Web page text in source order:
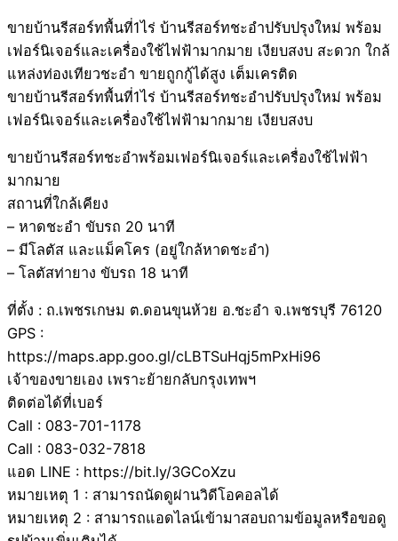
ขายบ้านรีสอร์ทพื้นที่1ไร่ บ้านรีสอร์ทชะอำปรับปรุงใหม่ พร้อม
เฟอร์นิเจอร์และเครื่องใช้ไฟฟ้ามากมาย เงียบสงบ สะดวก ใกล้
แหล่งท่องเทียวชะอำ ขายถูกกู้ได้สูง เต็มเครติด
ขายบ้านรีสอร์ทพื้นที่1ไร่ บ้านรีสอร์ทชะอำปรับปรุงใหม่ พร้อม
เฟอร์นิเจอร์และเครื่องใช้ไฟฟ้ามากมาย เงียบสงบ
ขายบ้านรีสอร์ทชะอำพร้อมเฟอร์นิเจอร์และเครื่องใช้ไฟฟ้า
มากมาย
สถานที่ใกล้เคียง
– หาดชะอำ ขับรถ 20 นาที
– มีโลตัส และแม็คโคร (อยู่ใกล้หาดชะอำ)
– โลตัสท่ายาง ขับรถ 18 นาที
ที่ตั้ง : ถ.เพชรเกษม ต.ดอนขุนห้วย อ.ชะอำ จ.เพชรบุรี 76120
GPS :
https://maps.app.goo.gl/cLBTSuHqj5mPxHi96
เจ้าของขายเอง เพราะย้ายกลับกรุงเทพฯ
ติดต่อได้ที่เบอร์
Call : 083-701-1178
Call : 083-032-7818
แอด LINE : https://bit.ly/3GCoXzu
หมายเหตุ 1 : สามารถนัดดูผ่านวิดีโอคอลได้
หมายเหตุ 2 : สามารถแอดไลน์เข้ามาสอบถามข้อมูลหรือขอดู